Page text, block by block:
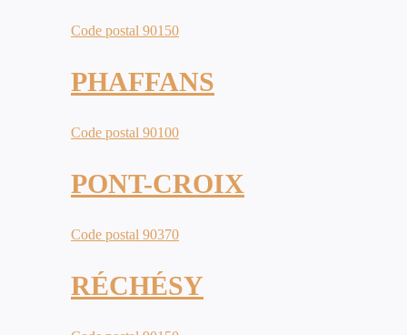
Code postal 90150
PHAFFANS
Code postal 90100
PONT-CROIX
Code postal 90370
RÉCHÉSY